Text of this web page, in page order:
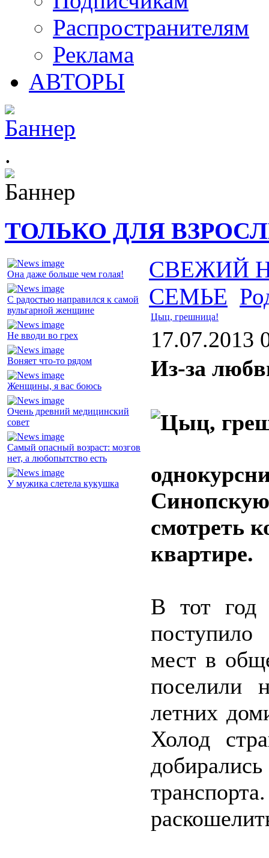
Распространителям
Реклама
АВТОРЫ
.
ТОЛЬКО ДЛЯ
Она даже больше чем голая!
С радостью направился к самой
вульгарной женщине
Не вводи во грех
Воняет что-то рядом
Женщины, я вас боюсь
Очень древний медицинский
совет
Самый опасный возраст: мозгов
нет, а любопытство есть
У мужика слетела кукушка
СВЕЖИЙ
СЕМЬЕ
Цыц, грешница!
17.07.2013
Из-за
смотреть
квартире.
В тот год
мест в
поселили
летних
Холод